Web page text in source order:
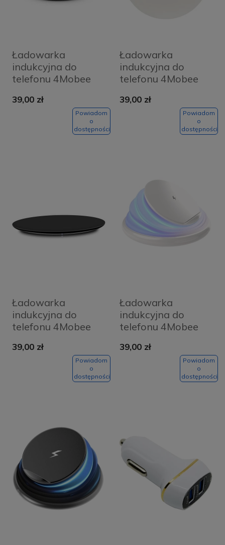
Ładowarka
indukcyjna do
telefonu 4Mobee
39,00 zł
Powiadom
o
dostępności
Ładowarka
indukcyjna do
telefonu 4Mobee
39,00 zł
Powiadom
o
dostępności
Ładowarka
indukcyjna do
telefonu 4Mobee
39,00 zł
Powiadom
o
dostępności
Ładowarka
indukcyjna do
telefonu 4Mobee
39,00 zł
Powiadom
o
dostępności